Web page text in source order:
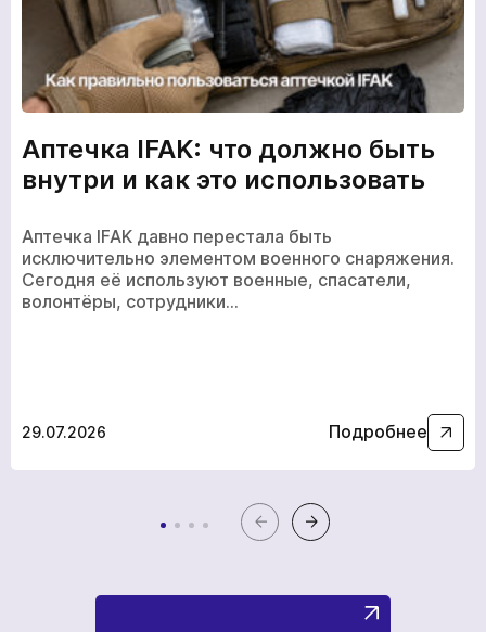
Аптечка IFAK: что должно быть
внутри и как это использовать
Аптечка IFAK давно перестала быть
исключительно элементом военного снаряжения.
Сегодня её используют военные, спасатели,
волонтёры, сотрудники…
29.07.2026 Подробнее